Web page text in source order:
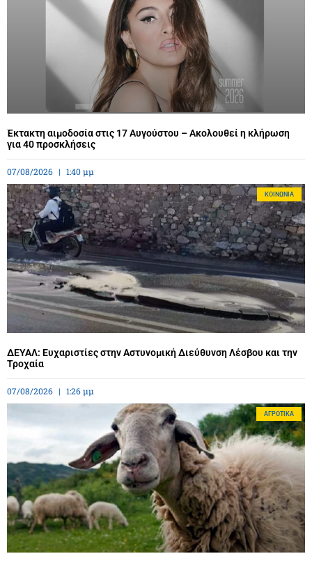
Έκτακτη αιμοδοσία στις 17 Αυγούστου – Ακολουθεί η κλήρωση
για 40 προσκλήσεις
07/08/2026 1:40 μμ
ΚΟΙΝΩΝΊΑ
ΔΕΥΑΛ: Ευχαριστίες στην Αστυνομική Διεύθυνση Λέσβου και την
Τροχαία
07/08/2026 1:26 μμ
ΑΓΡΟΤΙΚΆ